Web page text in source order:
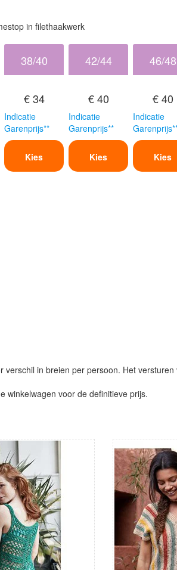
in filethaakwerk
38/40
€ 34
Indicatie
Garenprijs**
Kies
42/44
€ 40
Indicatie
Garenprijs**
Kies
46/48
€ 40
Indicatie
Kies
in breien per persoon. Het
winkelwagen voor de definitieve prijs.